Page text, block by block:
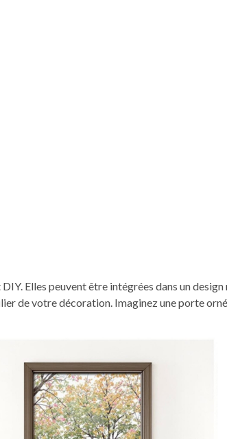
Elles peuvent être intégrées dans un design
de votre décoration. Imaginez une porte